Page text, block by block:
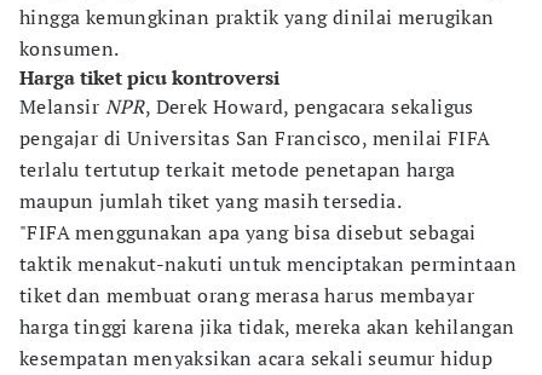
hingga kemungkinan praktik yang dinilai merugikan
konsumen.
Harga tiket picu kontroversi
Melansir NPR, Derek Howard, pengacara sekaligus
pengajar di Universitas San Francisco, menilai FIFA
terlalu tertutup terkait metode penetapan harga
maupun jumlah tiket yang masih tersedia.
"FIFA menggunakan apa yang bisa disebut sebagai
taktik menakut-nakuti untuk menciptakan permintaan
tiket dan membuat orang merasa harus membayar
harga tinggi karena jika tidak, mereka akan kehilangan
kesempatan menyaksikan acara sekali seumur hidup